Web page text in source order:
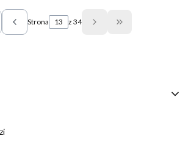
do pierwszej strony z produktami
Strona z 34 Przejdź do